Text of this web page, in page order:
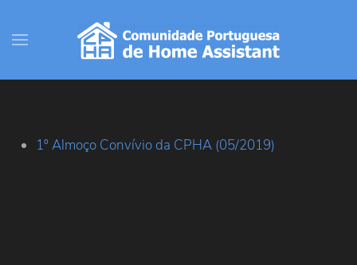
1º Almoço Convívio da CPHA (05/2019)